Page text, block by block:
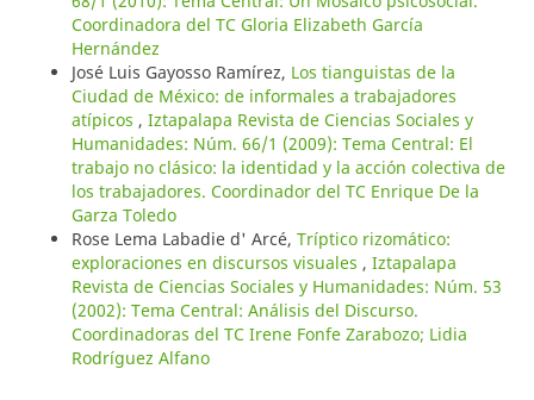
Coordinadora del TC Gloria Elizabeth García
Hernández
José Luis Gayosso Ramírez, Los tianguistas de la
Ciudad de México: de informales a trabajadores
atípicos , Iztapalapa Revista de Ciencias Sociales y
Humanidades: Núm. 66/1 (2009): Tema Central: El
trabajo no clásico: la identidad y la acción colectiva de
los trabajadores. Coordinador del TC Enrique De la
Garza Toledo
Rose Lema Labadie d' Arcé, Tríptico rizomático:
exploraciones en discursos visuales , Iztapalapa
Revista de Ciencias Sociales y Humanidades: Núm. 53
(2002): Tema Central: Análisis del Discurso.
Coordinadoras del TC Irene Fonfe Zarabozo; Lidia
Rodríguez Alfano